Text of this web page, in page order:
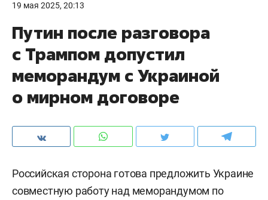
19 мая 2025, 20:13
Путин после разговора
с Трампом допустил
меморандум с Украиной
о мирном договоре
Российская сторона готова предложить Украине
совместную работу над меморандумом по